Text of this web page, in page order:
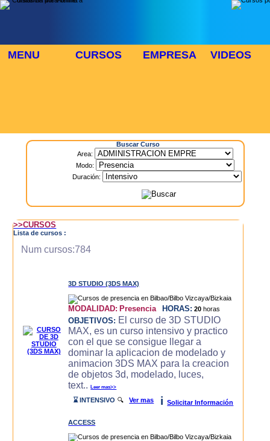
MENU CURSOS EMPRESA VIDEOS
Buscar Curso
Area:
Modo:
Duración:
>>CURSOS
Lista de cursos :
Num cursos:784
3D STUDIO (3DS MAX)
MODALIDAD: Presencia HORAS: 20 horas
OBJETIVOS: El curso de 3D STUDIO
MAX, es un curso intensivo y practico
con el que se consigue llegar a
dominar la aplicacion de modelado y
animacion 3DS MAX para la creacion
de objetos 3d, modelado, luces,
text..Leer mas>>
⌛ INTENSIVO 🔍Ver mas i Solicitar Información
ACCESS